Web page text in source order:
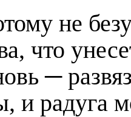
не
что
─
и радуга